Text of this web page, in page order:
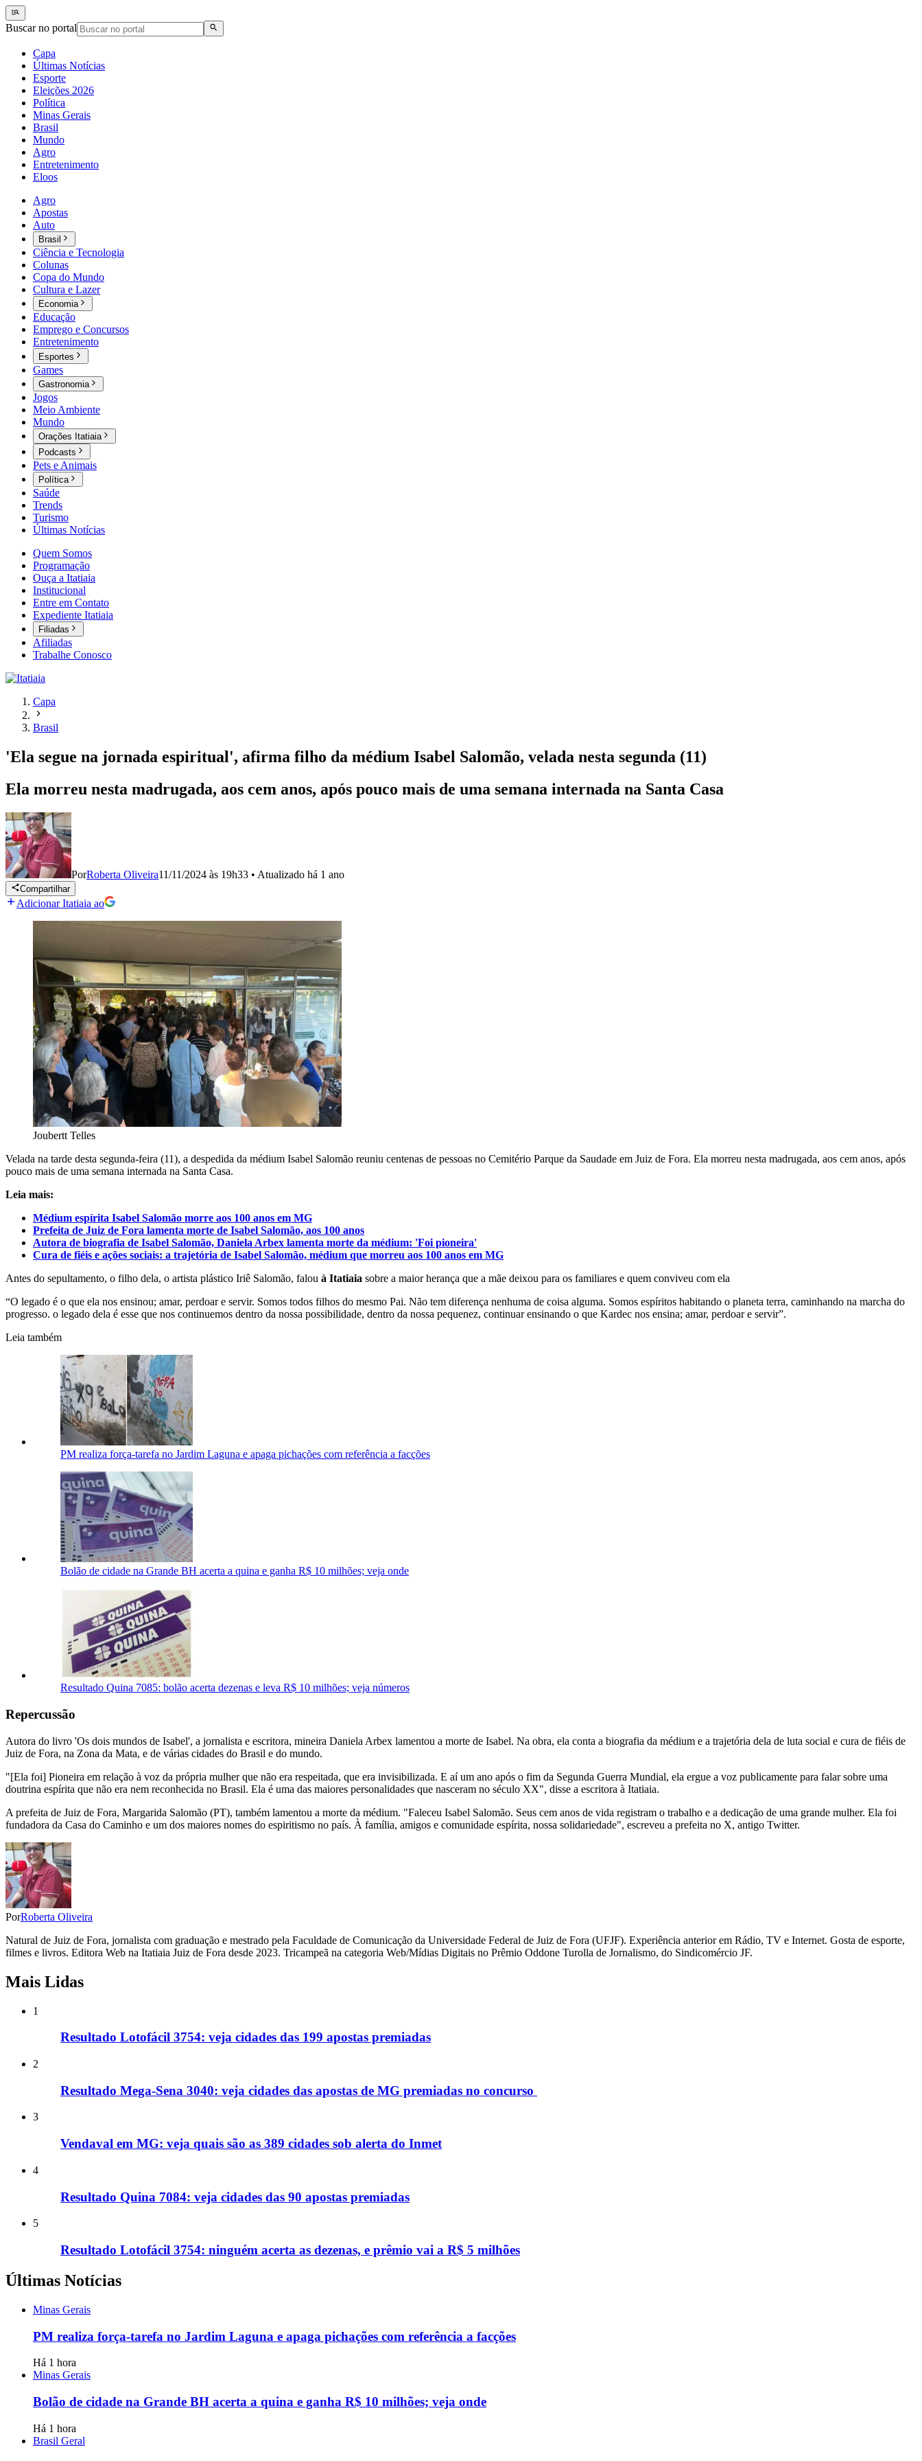
Buscar no portal
Capa
Últimas Notícias
Esporte
Eleições 2026
Política
Minas Gerais
Brasil
Mundo
Agro
Entretenimento
Eloos
Agro
Apostas
Auto
Brasil
Ciência e Tecnologia
Colunas
Copa do Mundo
Cultura e Lazer
Economia
Educação
Emprego e Concursos
Entretenimento
Esportes
Games
Gastronomia
Jogos
Meio Ambiente
Mundo
Orações Itatiaia
Podcasts
Pets e Animais
Política
Saúde
Trends
Turismo
Últimas Notícias
Quem Somos
Programação
Ouça a Itatiaia
Institucional
Entre em Contato
Expediente Itatiaia
Filiadas
Afiliadas
Trabalhe Conosco
Capa
Brasil
'Ela segue na jornada espiritual', afirma filho da médium Isabel Salomão, velada nesta segunda (11)
Ela morreu nesta madrugada, aos cem anos, após pouco mais de uma semana internada na Santa Casa
PorRoberta Oliveira11/11/2024 às 19h33 • Atualizado há 1 ano
Compartilhar
Adicionar Itatiaia ao
Joubertt Telles
Velada na tarde desta segunda-feira (11), a despedida da médium Isabel Salomão reuniu centenas de pessoas no Cemitério Parque da Saudade em Juiz de Fora. Ela morreu nesta madrugada, aos cem anos, após
pouco mais de uma semana internada na Santa Casa.
Leia mais:
Médium espírita Isabel Salomão morre aos 100 anos em MG
Prefeita de Juiz de Fora lamenta morte de Isabel Salomão, aos 100 anos
Autora de biografia de Isabel Salomão, Daniela Arbex lamenta morte da médium: 'Foi pioneira'
Cura de fiéis e ações sociais: a trajetória de Isabel Salomão, médium que morreu aos 100 anos em MG
Antes do sepultamento, o filho dela, o artista plástico Iriê Salomão, falou à Itatiaia sobre a maior herança que a mãe deixou para os familiares e quem conviveu com ela
“O legado é o que ela nos ensinou; amar, perdoar e servir. Somos todos filhos do mesmo Pai. Não tem diferença nenhuma de coisa alguma. Somos espíritos habitando o planeta terra, caminhando na marcha do
progresso. o legado dela é esse que nos continuemos dentro da nossa possibilidade, dentro da nossa pequenez, continuar ensinando o que Kardec nos ensina; amar, perdoar e servir”.
Leia também
PM realiza força-tarefa no Jardim Laguna e apaga pichações com referência a facções
Bolão de cidade na Grande BH acerta a quina e ganha R$ 10 milhões; veja onde
Resultado Quina 7085: bolão acerta dezenas e leva R$ 10 milhões; veja números
Repercussão
Autora do livro 'Os dois mundos de Isabel', a jornalista e escritora, mineira Daniela Arbex lamentou a morte de Isabel. Na obra, ela conta a biografia da médium e a trajetória dela de luta social e cura de fiéis de
Juiz de Fora, na Zona da Mata, e de várias cidades do Brasil e do mundo.
"[Ela foi] Pioneira em relação à voz da própria mulher que não era respeitada, que era invisibilizada. E aí um ano após o fim da Segunda Guerra Mundial, ela ergue a voz publicamente para falar sobre uma
doutrina espírita que não era nem reconhecida no Brasil. Ela é uma das maiores personalidades que nasceram no século XX", disse a escritora à Itatiaia.
A prefeita de Juiz de Fora, Margarida Salomão (PT), também lamentou a morte da médium. "Faleceu Isabel Salomão. Seus cem anos de vida registram o trabalho e a dedicação de uma grande mulher. Ela foi
fundadora da Casa do Caminho e um dos maiores nomes do espiritismo no país. À família, amigos e comunidade espírita, nossa solidariedade", escreveu a prefeita no X, antigo Twitter.
PorRoberta Oliveira
Natural de Juiz de Fora, jornalista com graduação e mestrado pela Faculdade de Comunicação da Universidade Federal de Juiz de Fora (UFJF). Experiência anterior em Rádio, TV e Internet. Gosta de esporte,
filmes e livros. Editora Web na Itatiaia Juiz de Fora desde 2023. Tricampeã na categoria Web/Mídias Digitais no Prêmio Oddone Turolla de Jornalismo, do Sindicomércio JF.
Mais Lidas
1
Resultado Lotofácil 3754: veja cidades das 199 apostas premiadas
2
Resultado Mega-Sena 3040: veja cidades das apostas de MG premiadas no concurso
3
Vendaval em MG: veja quais são as 389 cidades sob alerta do Inmet
4
Resultado Quina 7084: veja cidades das 90 apostas premiadas
5
Resultado Lotofácil 3754: ninguém acerta as dezenas, e prêmio vai a R$ 5 milhões
Últimas Notícias
Minas Gerais
PM realiza força-tarefa no Jardim Laguna e apaga pichações com referência a facções
Há 1 hora
Minas Gerais
Bolão de cidade na Grande BH acerta a quina e ganha R$ 10 milhões; veja onde
Há 1 hora
Brasil Geral